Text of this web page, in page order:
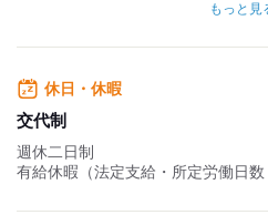
勤務日数や、曜日については
＊柔軟なシフト制で抜群の働きやす
お子様の急な体調不良や学校行事、
プライベートの用事などを、優先し
希望休は柔軟に対応致しますので、
もっと見
休日・休暇
交代制
週休二日制
有給休暇（法定支給・所定労働日数